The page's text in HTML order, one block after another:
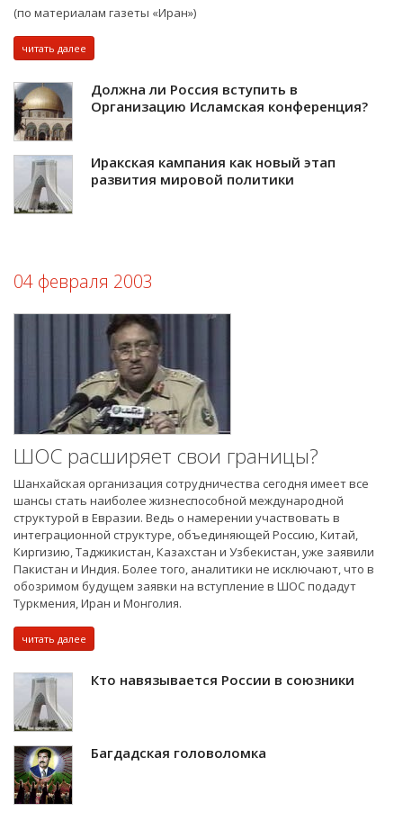
(по материалам газеты «Иран»)
читать далее
Должна ли Россия вступить в
Организацию Исламская конференция?
Иракская кампания как новый этап
развития мировой политики
04 февраля 2003
ШОС расширяет свои границы?
Шанхайская организация сотрудничества сегодня имеет все
шансы стать наиболее жизнеспособной международной
структурой в Евразии. Ведь о намерении участвовать в
интеграционной структуре, объединяющей Россию, Китай,
Киргизию, Таджикистан, Казахстан и Узбекистан, уже заявили
Пакистан и Индия. Более того, аналитики не исключают, что в
обозримом будущем заявки на вступление в ШОС подадут
Туркмения, Иран и Монголия.
читать далее
Кто навязывается России в союзники
Багдадская головоломка